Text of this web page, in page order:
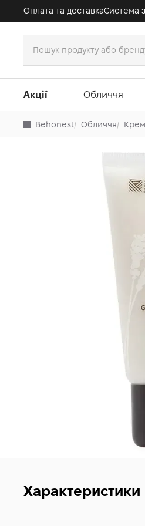
Оплата та доставкаСистема
Акції Обличчя
Behonest/ Обличчя/
Характеристики